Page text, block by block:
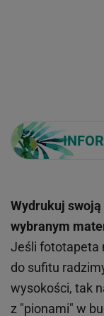
Wydrukuj
wybranym
Jeśli fototapeta
do sufitu
wysokości, tak
z "pionami" w